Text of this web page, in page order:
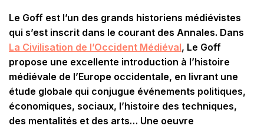
Le Goff est l’un des grands historiens médiévistes
qui s’est inscrit dans le courant des Annales. Dans
La Civilisation de l’Occident Médiéval, Le Goff
propose une excellente introduction à l’histoire
médiévale de l’Europe occidentale, en livrant une
étude globale qui conjugue événements politiques,
économiques, sociaux, l’histoire des techniques,
des mentalités et des arts… Une oeuvre